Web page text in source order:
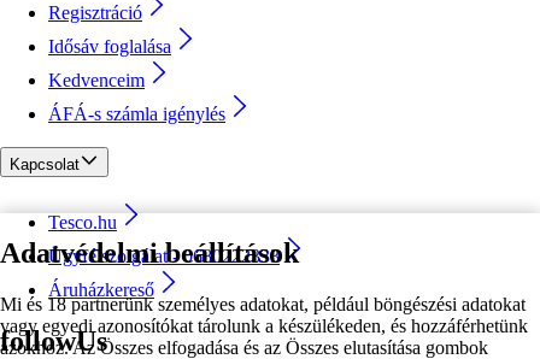
Adatvédelmi beállítások
Mi és 18 partnerünk személyes adatokat, például böngészési adatokat
vagy egyedi azonosítókat tárolunk a készülékeden, és hozzáférhetünk
azokhoz. Az Összes elfogadása és az Összes elutasítása gombok
Regisztráció
Idősáv foglalása
Kedvenceim
ÁFÁ-s számla igénylés
Kapcsolat
Tesco.hu
Ügyfélszolgálat - 0680222333
Áruházkereső
followUs